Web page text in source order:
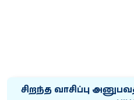
சிறந்த வாசிப்பு